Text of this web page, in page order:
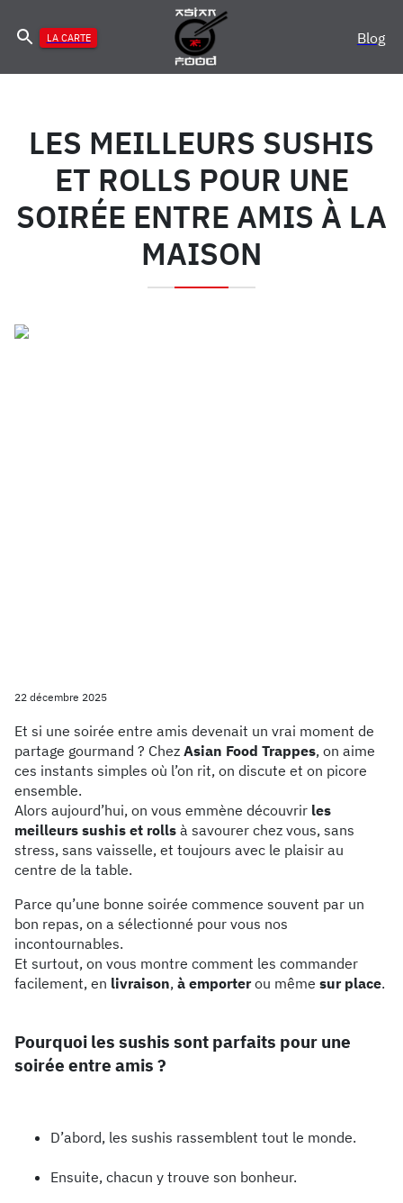
LA CARTE Blog
LES MEILLEURS SUSHIS
ET ROLLS POUR UNE
SOIRÉE ENTRE AMIS À LA
MAISON
22 décembre 2025
Et si une soirée entre amis devenait un vrai moment de
partage gourmand ? Chez Asian Food Trappes, on aime
ces instants simples où l’on rit, on discute et on picore
ensemble.
Alors aujourd’hui, on vous emmène découvrir les
meilleurs sushis et rolls à savourer chez vous, sans
stress, sans vaisselle, et toujours avec le plaisir au
centre de la table.
Parce qu’une bonne soirée commence souvent par un
bon repas, on a sélectionné pour vous nos
incontournables.
Et surtout, on vous montre comment les commander
facilement, en livraison, à emporterou même sur place.
Pourquoi les sushis sont parfaits pour une
soirée entre amis ?
D’abord, les sushis rassemblent tout le monde.
Ensuite, chacun y trouve son bonheur.